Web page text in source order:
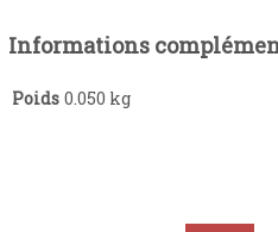
Informations
Poids 0.050 kg